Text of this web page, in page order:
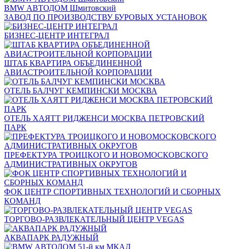
BMW АВТОДОМ Шмитовский
ЗАВОД ПО ПРОИЗВОДСТВУ БУРОВЫХ УСТАНОВОК
БИЗНЕС-ЦЕНТР ИНТЕГРАЛ
ШТАБ КВАРТИРА ОБЪЕДИНЕННОЙ
АВИАСТРОИТЕЛЬНОЙ КОРПОРАЦИИ
ОТЕЛЬ БАЛЧУГ КЕМПИНСКИ МОСКВА
ОТЕЛЬ ХАЯТТ РИДЖЕНСИ МОСКВА ПЕТРОВСКИЙ
ПАРК
ПРЕФЕКТУРА ТРОИЦКОГО И НОВОМОСКОВСКОГО
АДМИНИСТРАТИВНЫХ ОКРУГОВ
ФОК ЦЕНТР СПОРТИВНЫХ ТЕХНОЛОГИЙ И СБОРНЫХ
КОМАНД
ТОРГОВО-РАЗВЛЕКАТЕЛЬНЫЙ ЦЕНТР VEGAS
АКВАПАРК РАДУЖНЫЙ